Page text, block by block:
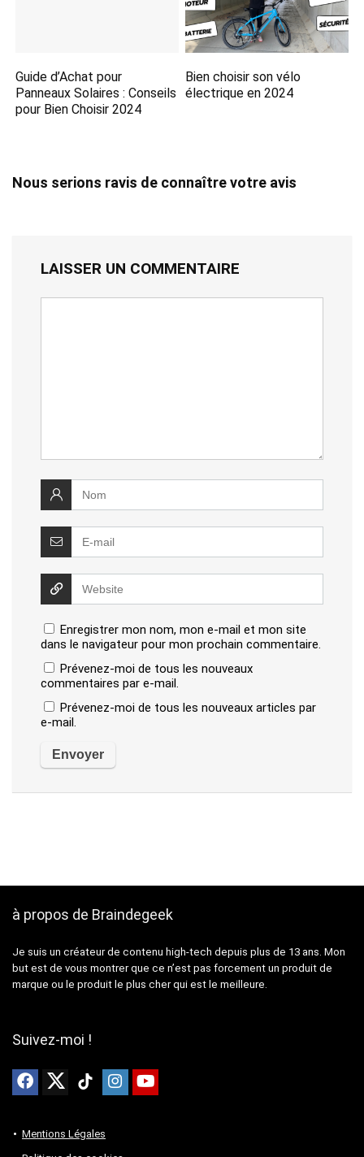
Guide d’Achat pour
Panneaux Solaires : Conseils
pour Bien Choisir 2024
Bien choisir son vélo
électrique en 2024
Nous serions ravis de connaître votre avis
LAISSER UN COMMENTAIRE
Enregistrer mon nom, mon e-mail et mon site
dans le navigateur pour mon prochain commentaire.
Prévenez-moi de tous les nouveaux
commentaires par e-mail.
Prévenez-moi de tous les nouveaux articles par
e-mail.
à propos de Braindegeek
Je suis un créateur de contenu high-tech depuis plus de 13 ans. Mon
but est de vous montrer que ce n’est pas forcement un produit de
marque ou le produit le plus cher qui est le meilleure.
Suivez-moi !
Mentions Légales